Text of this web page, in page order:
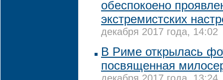
обеспокоено
экстремистских
декабря 2017 года, 14:02
В Риме открылась
посвященная